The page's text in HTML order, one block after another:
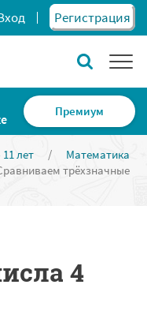
Регистрация
Премиум
11 лет /
Математика
трёхзначные
4